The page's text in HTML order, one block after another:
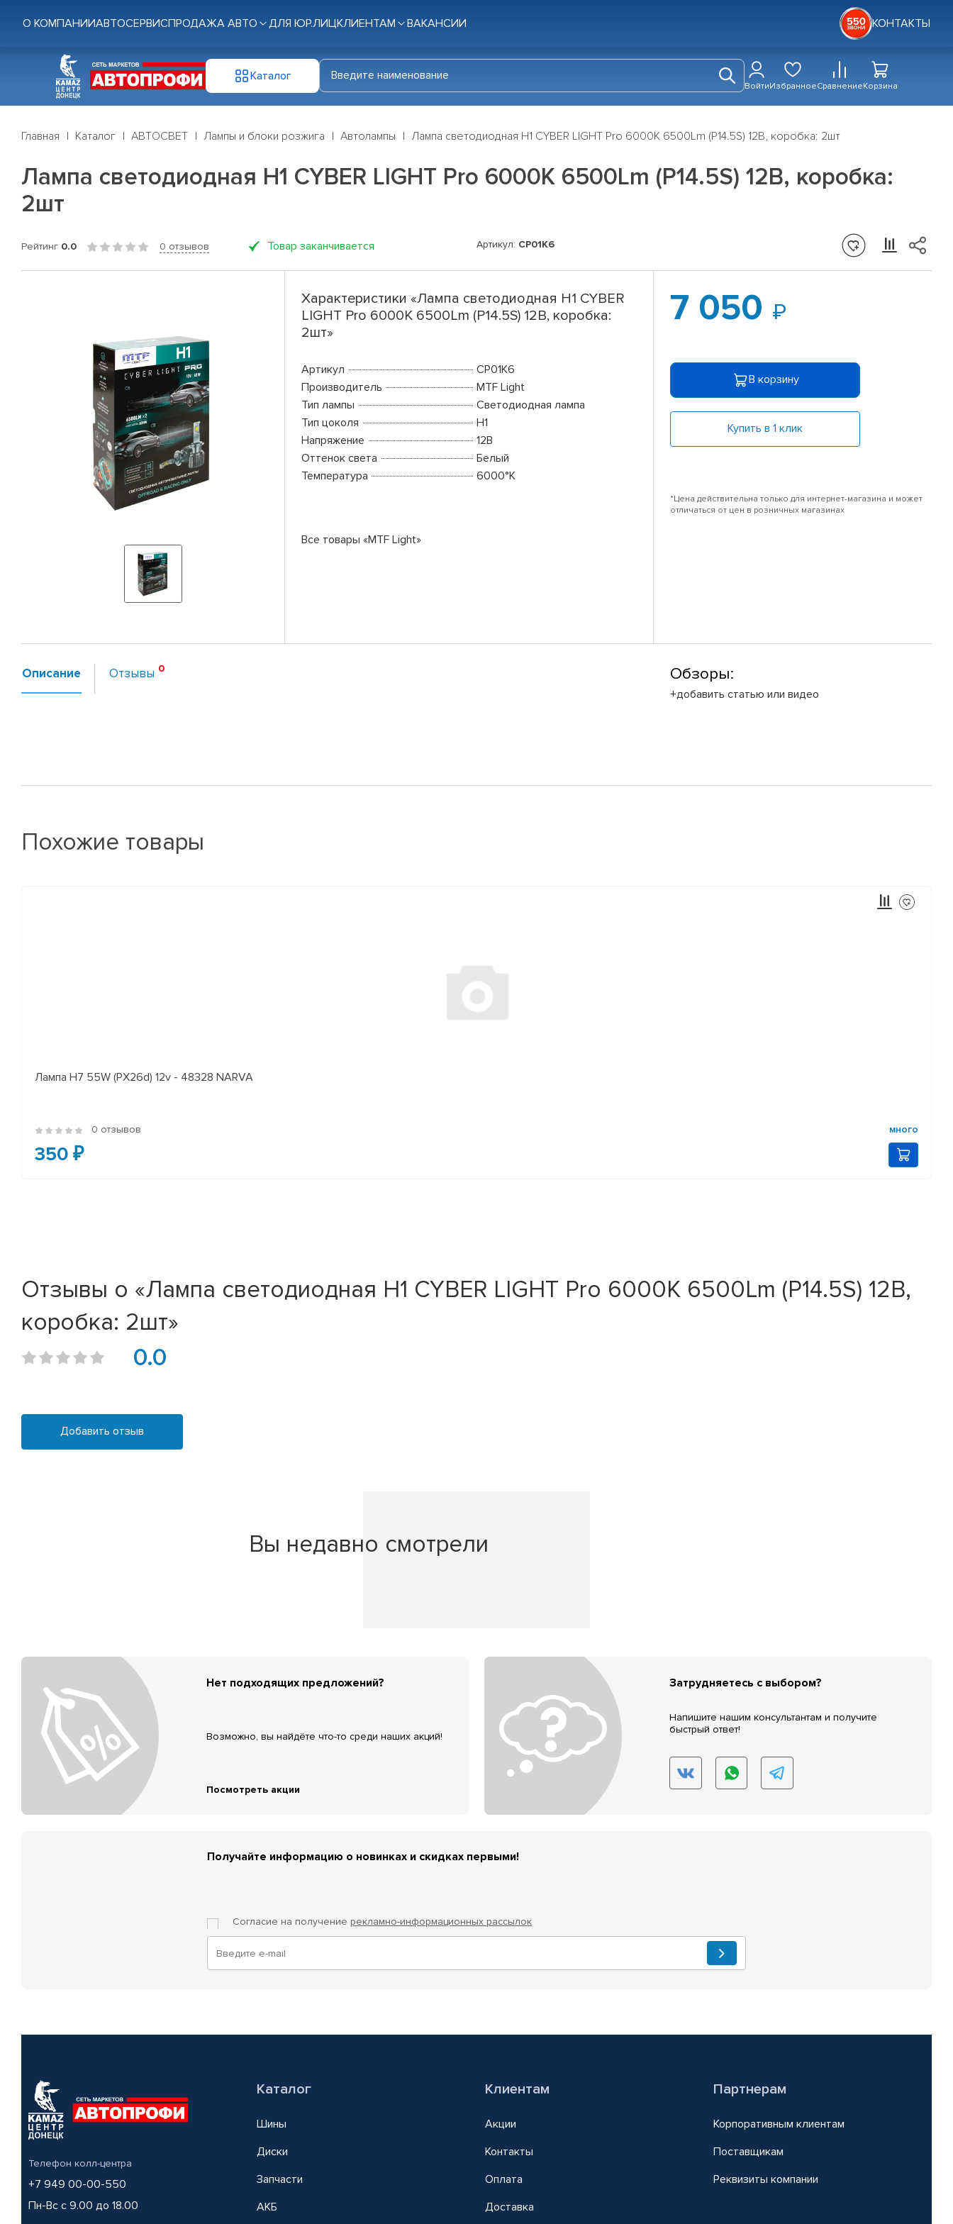
О КОМПАНИИАВТОСЕРВИСПРОДАЖА АВТО ДЛЯ ЮР.ЛИЦКЛИЕНТАМ ВАКАНСИИ КОНТАКТЫ
Каталог
ВойтиИзбранноеСравнениеКорзина
Главная Каталог АВТОСВЕТ Лампы и блоки розжига Автолампы Лампа светодиодная H1 CYBER LIGHT Pro 6000K 6500Lm (P14.5S) 12В, коробка: 2шт
Лампа светодиодная H1 CYBER LIGHT Pro 6000K 6500Lm (P14.5S) 12В, коробка:
2шт
Рейтинг 0.0 0 отзывов Товар заканчивается Артикул: CP01K6
Характеристики «Лампа светодиодная H1 CYBER
LIGHT Pro 6000K 6500Lm (P14.5S) 12В, коробка:
2шт»
Артикул
CP01K6
Производитель
MTF Light
Тип лампы
Светодиодная лампа
Тип цоколя
H1
Напряжение
12В
Оттенок света
Белый
Температура
6000°K
Все товары «MTF Light»
7 050
В корзину
Купить в 1 клик
*Цена действительна только для интернет-магазина и может
отличаться от цен в розничных магазинах
Описание Отзывы Обзоры:
+добавить статью или видео
Похожие товары
Лампа H7 55W (PX26d) 12v - 48328 NARVA
0 отзывов много
350 ₽
Отзывы о «Лампа светодиодная H1 CYBER LIGHT Pro 6000K 6500Lm (P14.5S) 12В,
коробка: 2шт»
0.0
Добавить отзыв
Вы недавно смотрели
Нет подходящих предложений?
Возможно, вы найдёте что-то среди наших акций!
Посмотреть акции
Затрудняетесь с выбором?
Напишите нашим консультантам и получите
быстрый ответ!
Получайте информацию о новинках и скидках первыми!
Согласие на получение рекламно-информационных рассылок
Телефон колл-центра
+7 949 00-00-550
Пн-Вс с 9.00 до 18.00
Каталог
Шины
Диски
Запчасти
АКБ
Клиентам
Акции
Контакты
Оплата
Доставка
Партнерам
Корпоративным клиентам
Поставщикам
Реквизиты компании